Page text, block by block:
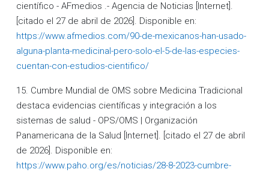
científico - AFmedios .- Agencia de Noticias [Internet].
[citado el 27 de abril de 2026]. Disponible en:
https://www.afmedios.com/90-de-mexicanos-han-usado-
alguna-planta-medicinal-pero-solo-el-5-de-las-especies-
cuentan-con-estudios-cientifico/
15. Cumbre Mundial de OMS sobre Medicina Tradicional
destaca evidencias científicas y integración a los
sistemas de salud - OPS/OMS | Organización
Panamericana de la Salud [Internet]. [citado el 27 de abril
de 2026]. Disponible en:
https://www.paho.org/es/noticias/28-8-2023-cumbre-